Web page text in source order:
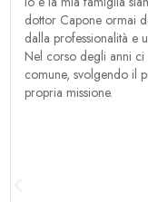
dottor Capone ormai
dalla professionalità e
Nel corso degli anni
comune, svolgendo il
propria missione.